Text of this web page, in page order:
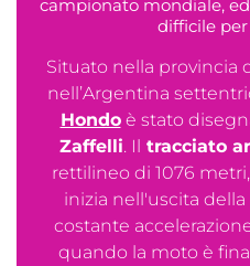
campionato mondiale,
difficile
Situato nella provincia
nell’Argentina
Hondoè stato
Zaffelli. Il tracciato
rettilineo di 1076
inizia nell'uscita
costante
quando la moto è